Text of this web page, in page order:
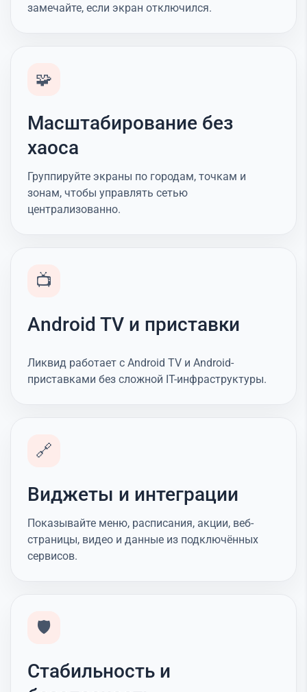
замечайте, если экран отключился.
🧩
Масштабирование без
хаоса
Группируйте экраны по городам, точкам и
зонам, чтобы управлять сетью
централизованно.
📺
Android TV и приставки
Ликвид работает с Android TV и Android-
приставками без сложной IT-инфраструктуры.
🔗
Виджеты и интеграции
Показывайте меню, расписания, акции, веб-
страницы, видео и данные из подключённых
сервисов.
🛡️
Стабильность и